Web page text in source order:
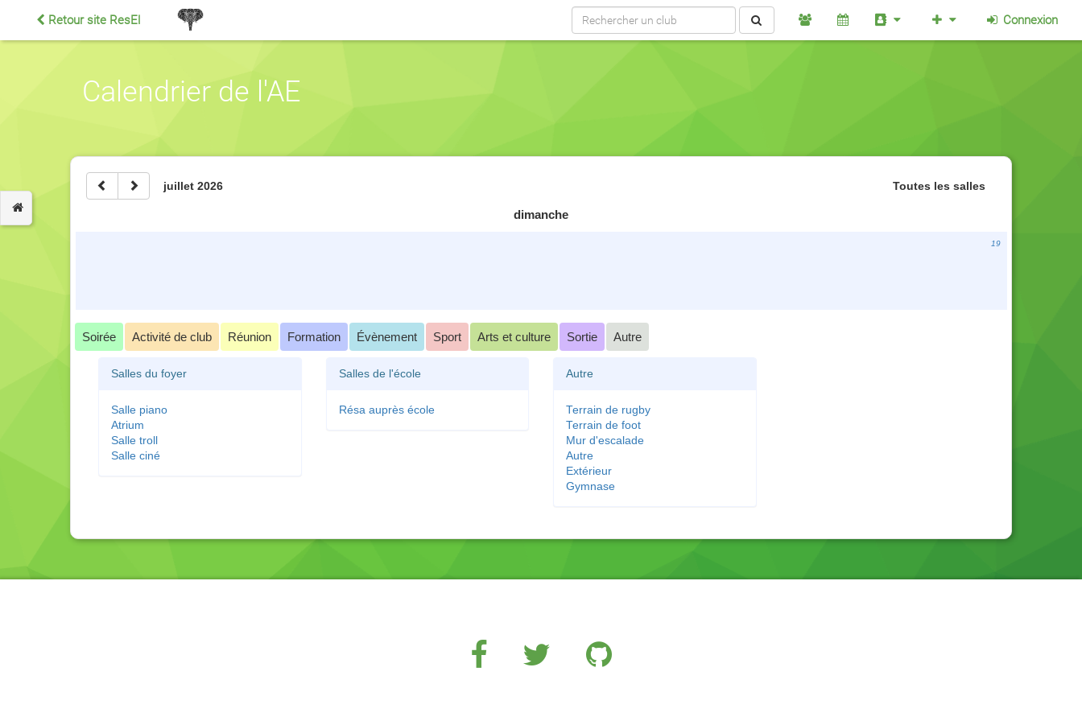
Retour site ResEl Connexion
Calendrier de l'AE
juillet 2026 Toutes les salles
dimanche
19
Soirée Activité de club Réunion Formation Évènement Sport Arts et culture Sortie Autre
Salles du foyer
Salle piano
Atrium
Salle troll
Salle ciné
Salles de l'école
Résa auprès école
Autre
Terrain de rugby
Terrain de foot
Mur d'escalade
Autre
Extérieur
Gymnase